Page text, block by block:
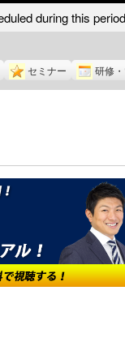
during this
セミナー 研修